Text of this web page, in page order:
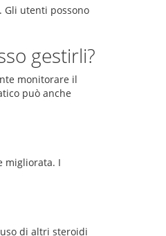
Gli utenti possono
gestirli?
monitorare il
può anche
migliorata. I
di altri steroidi